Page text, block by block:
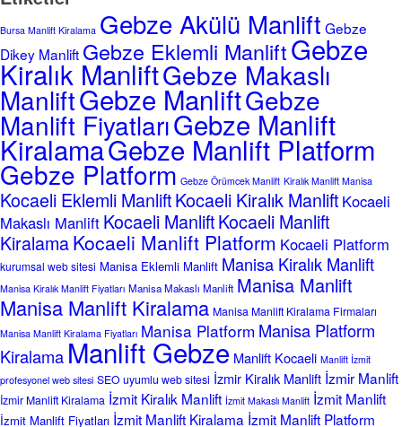
Bursa Manlift Kiralama Gebze Akülü Manlift Gebze
Dikey Manlift Gebze Eklemli ManliftGebze
Kiralık ManliftGebze Makaslı
ManliftGebze ManliftGebze
Manlift FiyatlarıGebze Manlift
KiralamaGebze Manlift Platform
Gebze Platform Gebze Örümcek Manlift Kiralık Manlift Manisa
Kocaeli Eklemli ManliftKocaeli Kiralık Manlift Kocaeli
Makaslı Manlift Kocaeli ManliftKocaeli Manlift
KiralamaKocaeli Manlift Platform Kocaeli Platform
kurumsal web sitesi Manisa Eklemli Manlift Manisa Kiralık Manlift
Manisa Kiralık Manlift Fiyatları Manisa Makaslı Manlift Manisa Manlift
Manisa Manlift Kiralama Manisa Manlift Kiralama Firmaları
Manisa Manlift Kiralama Fiyatları Manisa Platform Manisa Platform
Kiralama Manlift Gebze Manlift Kocaeli Manlift İzmit
profesyonel web sitesi SEO uyumlu web sitesi İzmir Kiralık Manlift İzmir Manlift
İzmir Manlift Kiralama İzmit Kiralık Manlift İzmit Makaslı Manlift İzmit Manlift
İzmit Manlift Fiyatları İzmit Manlift Kiralama İzmit Manlift Platform